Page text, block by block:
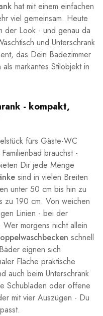
hat mit einem einfachen
viel gemeinsam. Heute
der Look - und genau da
und Unterschrank
das Dein Badezimmer
markantes Stilobjekt in
- kompakt,
fürs Gäste-WC
brauchst -
Dir jede Menge
sind in vielen Breiten
unter 50 cm bis hin zu
zu 190 cm. Von weichen
Linien - bei der
morgens nicht allein
schnell
eignen sich
Fläche praktische
auch beim Unterschrank
Schubladen oder offene
mit vier Auszügen - Du